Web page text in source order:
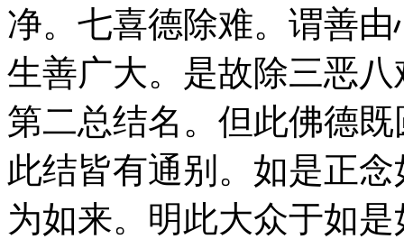
净。七喜德除难。谓善
生善广大。是故除三恶
第二总结名。但此佛德
此结皆有通别。如是正
为如来。明此大众于如